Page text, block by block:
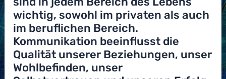
wichtig, sowohl im privaten als auch
im beruflichen Bereich.
Kommunikation beeinflusst die
Qualität unserer Beziehungen, unser
Wohlbefinden, unser